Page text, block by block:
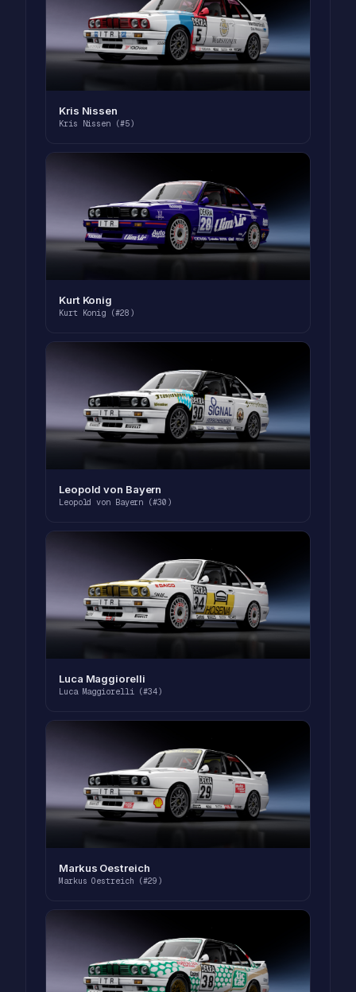
Kris Nissen
Kris Nissen (#5)
Kurt Konig
Kurt Konig (#28)
Leopold von Bayern
Leopold von Bayern (#30)
Luca Maggiorelli
Luca Maggiorelli (#34)
Markus Oestreich
Markus Oestreich (#29)